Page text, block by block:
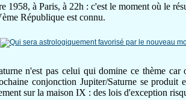
1958, à Paris, à 22h : c'est le moment où le
République est connu.
n'est pas celui qui domine ce thème car
conjonction Jupiter/Saturne se produit
sur la maison IX : des lois d'exception